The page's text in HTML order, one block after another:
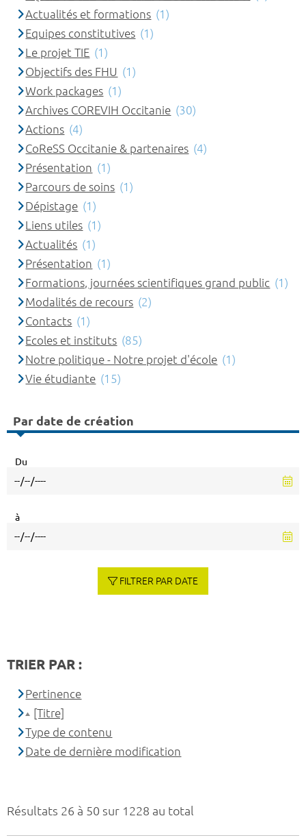
Résultats 26 à 50 sur 1228 au total
Actualités et formations (1)
Equipes constitutives (1)
Le projet TIE (1)
Objectifs des FHU (1)
Work packages (1)
Archives COREVIH Occitanie (30)
Actions (4)
CoReSS Occitanie & partenaires (4)
Présentation (1)
Parcours de soins (1)
Dépistage (1)
Liens utiles (1)
Actualités (1)
Présentation (1)
Formations, journées scientifiques grand public (1)
Modalités de recours (2)
Contacts (1)
Ecoles et instituts (85)
Notre politique - Notre projet d'école (1)
Vie étudiante (15)
Par date de création
Du
à
FILTRER PAR DATE
TRIER PAR :
Pertinence
[Titre]
Type de contenu
Date de dernière modification